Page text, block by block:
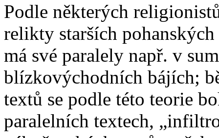
Podle některých
relikty starších
má své paralely např. v
blízkovýchodních bájích;
textů se podle této teorie
paralelních textech,